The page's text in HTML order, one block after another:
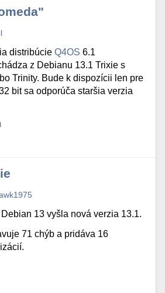
distribúcieQ4OS 6.1
z Debianu 13.1 Trixie s
Trinity. Bude k dispozícii len pre
bit sa odporúča staršia verzia
13 vyšla nová verzia 13.1.
71 chýb a pridáva 16